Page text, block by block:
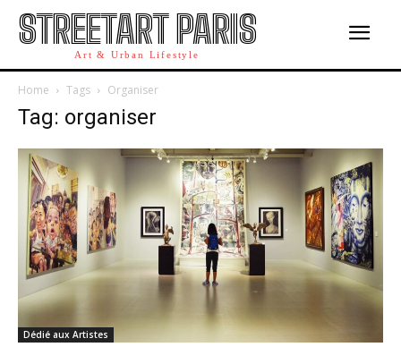
STREETART PARIS
Art & Urban Lifestyle
Home Tags Organiser
Tag: organiser
Dédié aux Artistes